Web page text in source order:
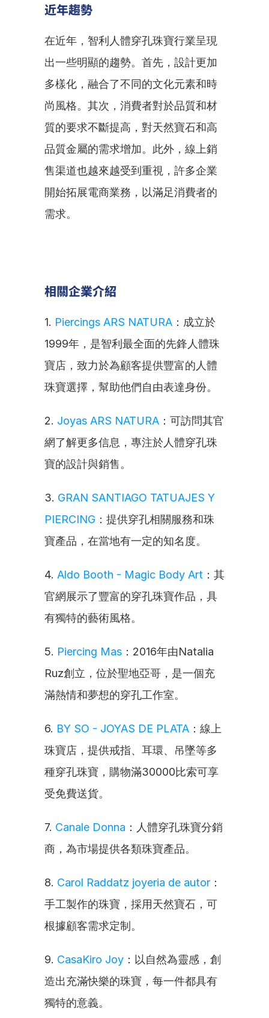
近年趨勢
在近年，智利人體穿孔珠寶行業呈現
出一些明顯的趨勢。首先，設計更加
多樣化，融合了不同的文化元素和時
尚風格。其次，消費者對於品質和材
質的要求不斷提高，對天然寶石和高
品質金屬的需求增加。此外，線上銷
售渠道也越來越受到重視，許多企業
開始拓展電商業務，以滿足消費者的
需求。
相關企業介紹
1. Piercings ARS NATURA ：成立於
1999年，是智利最全面的先鋒人體珠
寶店，致力於為顧客提供豐富的人體
珠寶選擇，幫助他們自由表達身份。
2. Joyas ARS NATURA ：可訪問其官
網了解更多信息，專注於人體穿孔珠
寶的設計與銷售。
3. GRAN SANTIAGO TATUAJES Y
PIERCING ：提供穿孔相關服務和珠
寶產品，在當地有一定的知名度。
4. Aldo Booth - Magic Body Art ：其
官網展示了豐富的穿孔珠寶作品，具
有獨特的藝術風格。
5. Piercing Mas ：2016年由Natalia
Ruz創立，位於聖地亞哥，是一個充
滿熱情和夢想的穿孔工作室。
6. BY SO - JOYAS DE PLATA ：線上
珠寶店，提供戒指、耳環、吊墜等多
種穿孔珠寶，購物滿30000比索可享
受免費送貨。
7. Canale Donna ：人體穿孔珠寶分銷
商，為市場提供各類珠寶產品。
8. Carol Raddatz joyeria de autor ：
手工製作的珠寶，採用天然寶石，可
根據顧客需求定制。
9. CasaKiro Joy ：以自然為靈感，創
造出充滿快樂的珠寶，每一件都具有
獨特的意義。